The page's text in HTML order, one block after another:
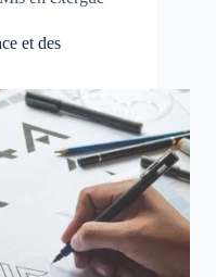
et des